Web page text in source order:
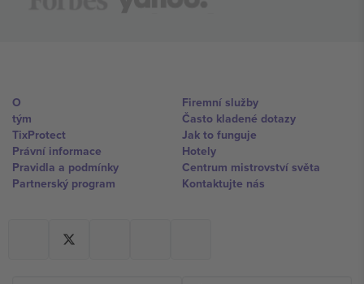
O
tým
TixProtect
Právní informace
Pravidla a podmínky
Partnerský program
Firemní služby
Často kladené dotazy
Jak to funguje
Hotely
Centrum mistrovství světa
Kontaktujte nás